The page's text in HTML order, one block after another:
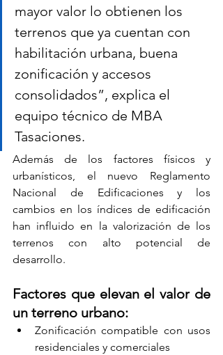
mayor valor lo obtienen los
terrenos que ya cuentan con
habilitación urbana, buena
zonificación y accesos
consolidados”, explica el
equipo técnico de MBA
Tasaciones.
Además de los factores físicos y
urbanísticos, el nuevo Reglamento
Nacional de Edificaciones y los
cambios en los índices de edificación
han influido en la valorización de los
terrenos con alto potencial de
desarrollo.
Factores que elevan el valor de
un terreno urbano:
Zonificación compatible con usos
residenciales y comerciales